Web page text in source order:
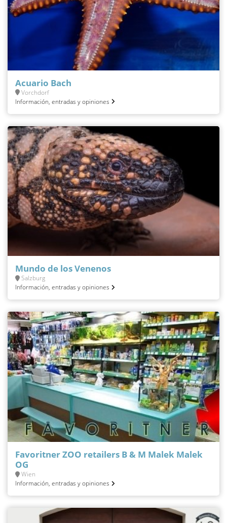
Acuario Bach
Vorchdorf
Información, entradas y opiniones
Mundo de los Venenos
Salzburg
Información, entradas y opiniones
Favoritner ZOO retailers B & M Malek Malek
OG
Wien
Información, entradas y opiniones